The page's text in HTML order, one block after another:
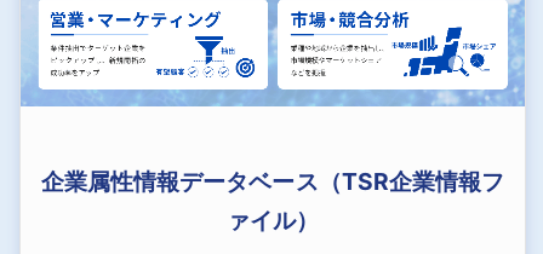
企業属性情報データベース（TSR企業情報フ
ァイル）